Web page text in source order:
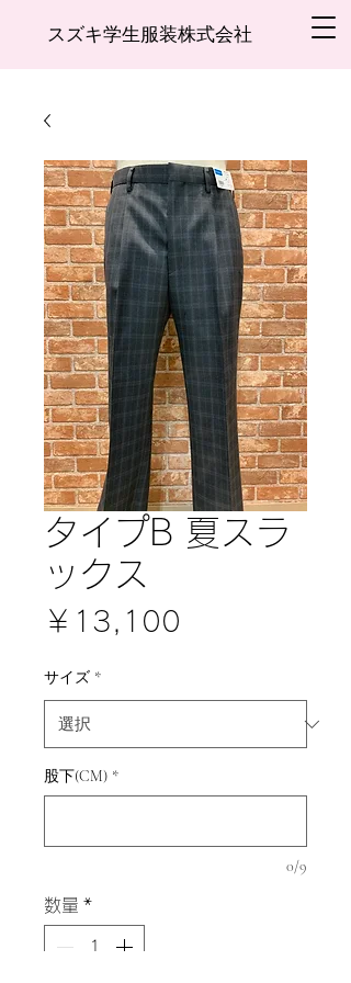
スズキ学生服装株式会社
タイプB 夏スラ
ックス
￥13,100
サイズ *
股下(CM) *
0/9
数量 *